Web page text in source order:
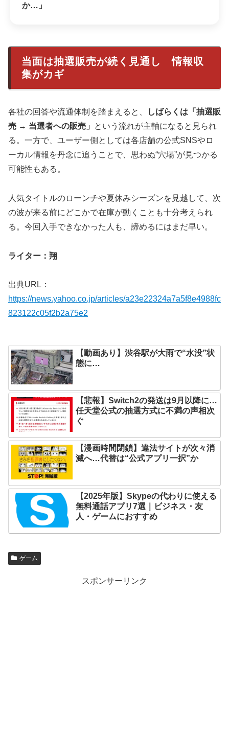
か…」
当面は抽選販売が続く見通し 情報収
集がカギ
各社の回答や流通体制を踏まえると、
しばらくは「抽選販
売 → 当選者への販売」
という流れが主軸になると見られ
る。一方で、ユーザー側としては各店舗の公式SNSやロ
ーカル情報を丹念に追うことで、思わぬ“穴場”が見つかる
可能性もある。
人気タイトルのローンチや夏休みシーズンを見越して、次
の波が来る前にどこかで在庫が動くことも十分考えられ
る。今回入手できなかった人も、諦めるにはまだ早い。
ライター：翔
出典URL：
https://news.yahoo.co.jp/articles/a23e22324a7a5f8e4988fc
823122c05f2b2a75e2
【動画あり】渋谷駅が大雨で“水没”状
態に…
【悲報】Switch2の発送は9月以降に…
任天堂公式の抽選方式に不満の声相次
ぐ
【漫画時間閉鎖】違法サイトが次々消
滅へ…代替は“公式アプリ一択”か
【2025年版】Skypeの代わりに使える
無料通話アプリ7選｜ビジネス・友
人・ゲームにおすすめ
ゲーム
スポンサーリンク